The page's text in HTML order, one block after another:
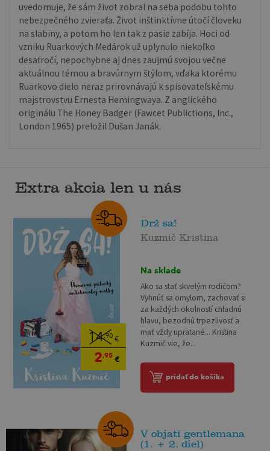
uvedomuje, že sám život zobral na seba podobu tohto
nebezpečného zvieraťa. Život inštinktívne útočí človeku
na slabiny, a potom ho len tak z pasie zabíja. Hoci od
vzniku Ruarkových Medárok už uplynulo niekoľko
desaťročí, nepochybne aj dnes zaujmú svojou večne
aktuálnou témou a bravúrnym štýlom, vďaka ktorému
Ruarkovo dielo neraz prirovnávajú k spisovateľskému
majstrovstvu Ernesta Hemingwaya. Z anglického
originálu The Honey Badger (Fawcet Publictions, Inc.,
London 1965) preložil Dušan Janák.
Extra akcia len u nás
14,90 €
2,95 €
Drž sa!
Kuzmič Kristina
Na sklade
Ako sa stať skvelým rodičom?
Vyhnúť sa omylom, zachovať si
za každých okolností chladnú
hlavu, bezodnú trpezlivosť a
mať vždy upratané... Kristina
Kuzmič vie, že...
pridať do košíka
V objatí gentlemana
(1. + 2. diel)